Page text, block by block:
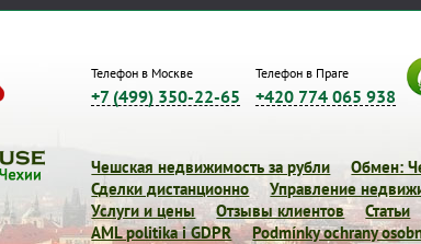
Телефон в Москве
+7 (499) 350-22-65
Телефон в Праге
+420 774 065 938
Чешская недвижимость за рубли
Обмен:
Сделки дистанционно
Управление
Услуги и цены
Отзывы клиентов Статьи
AML politika i GDPR
Podmínky ochrany